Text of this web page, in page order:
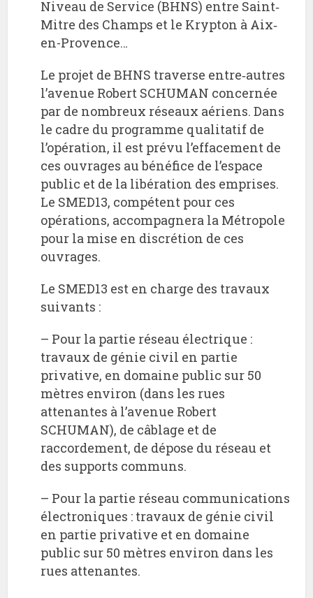
Niveau de Service (BHNS) entre Saint‐
Mitre des Champs et le Krypton à Aix‐
en-Provence…
Le projet de BHNS traverse entre‐autres
l’avenue Robert SCHUMAN concernée
par de nombreux réseaux aériens. Dans
le cadre du programme qualitatif de
l’opération, il est prévu l’effacement de
ces ouvrages au bénéfice de l’espace
public et de la libération des emprises.
Le SMED13, compétent pour ces
opérations, accompagnera la Métropole
pour la mise en discrétion de ces
ouvrages.
Le SMED13 est en charge des travaux
suivants :
– Pour la partie réseau électrique :
travaux de génie civil en partie
privative, en domaine public sur 50
mètres environ (dans les rues
attenantes à l’avenue Robert
SCHUMAN), de câblage et de
raccordement, de dépose du réseau et
des supports communs.
– Pour la partie réseau communications
électroniques : travaux de génie civil
en partie privative et en domaine
public sur 50 mètres environ dans les
rues attenantes.